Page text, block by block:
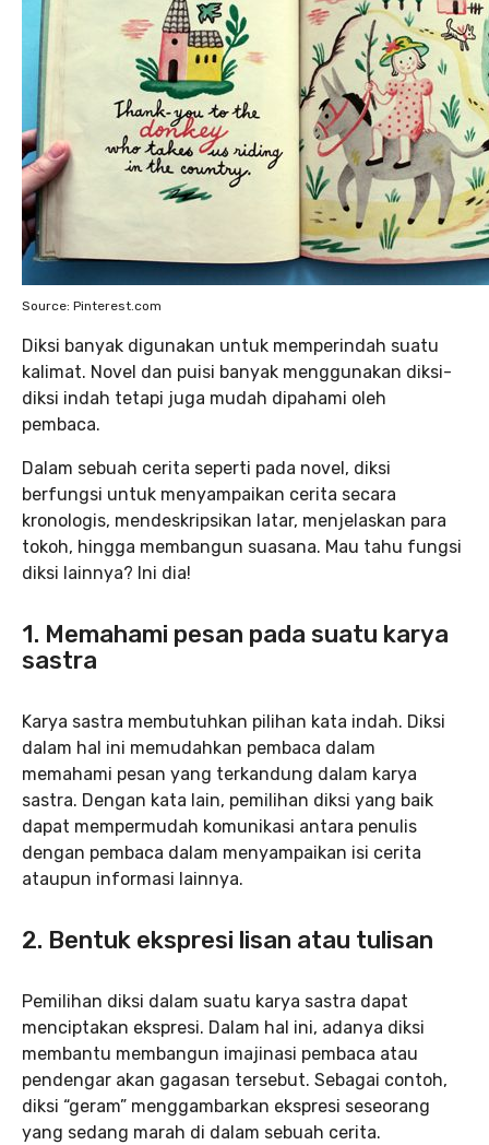
Source: Pinterest.com
Diksi banyak digunakan untuk memperindah suatu
kalimat. Novel dan puisi banyak menggunakan diksi-
diksi indah tetapi juga mudah dipahami oleh
pembaca.
Dalam sebuah cerita seperti pada novel, diksi
berfungsi untuk menyampaikan cerita secara
kronologis, mendeskripsikan latar, menjelaskan para
tokoh, hingga membangun suasana. Mau tahu fungsi
diksi lainnya? Ini dia!
1. Memahami pesan pada suatu karya
sastra
Karya sastra membutuhkan pilihan kata indah. Diksi
dalam hal ini memudahkan pembaca dalam
memahami pesan yang terkandung dalam karya
sastra. Dengan kata lain, pemilihan diksi yang baik
dapat mempermudah komunikasi antara penulis
dengan pembaca dalam menyampaikan isi cerita
ataupun informasi lainnya.
2. Bentuk ekspresi lisan atau tulisan
Pemilihan diksi dalam suatu karya sastra dapat
menciptakan ekspresi. Dalam hal ini, adanya diksi
membantu membangun imajinasi pembaca atau
pendengar akan gagasan tersebut. Sebagai contoh,
diksi “geram” menggambarkan ekspresi seseorang
yang sedang marah di dalam sebuah cerita.